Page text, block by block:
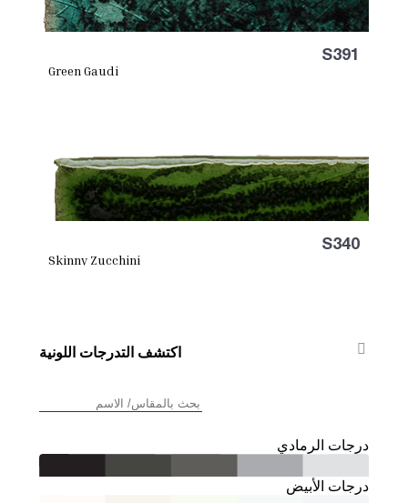
S391
Green Gaudi
S340
Skinny Zucchini
اكتشف التدرجات اللونية
درجات الرمادي
درجات الأبيض